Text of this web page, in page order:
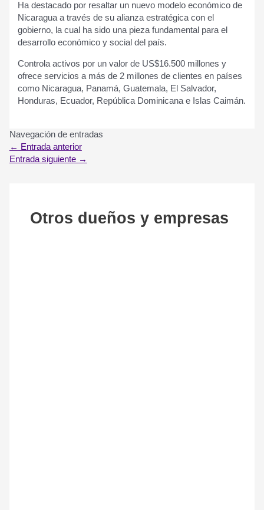
Hadestacado por resaltar un nuevo modelo económico de
Nicaraguaatravés de su alianzaestratégicacon el
gobierno, lacual hasido unapiezafundamental parael
desarrollo económico y social del país.
Controla activos por un valor de US$16.500 millones y
ofrece servicios a más de 2 millones de clientes en países
como Nicaragua, Panamá, Guatemala, El Salvador,
Honduras, Ecuador, Repúb lica Dominicana e Is las Caimán.
Navegación de entradas
← Entrada anterior
Entrada siguiente →
Otros dueños y empresas